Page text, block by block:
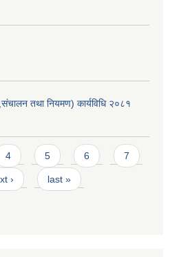
तथा नियमण) कार्यविधि २०८१
4 5 6 7
› last »